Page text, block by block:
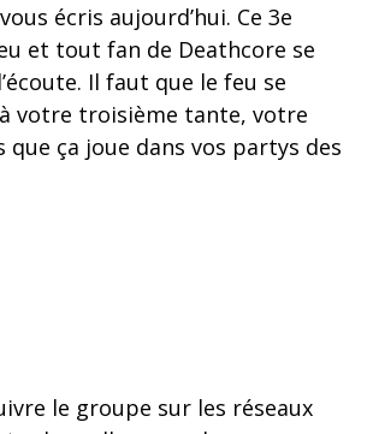
écris aujourd’hui. Ce 3e
et tout fan de Deathcore se
Il faut que le feu se
votre troisième tante, votre
que ça joue dans vos partys des
le groupe sur les réseaux